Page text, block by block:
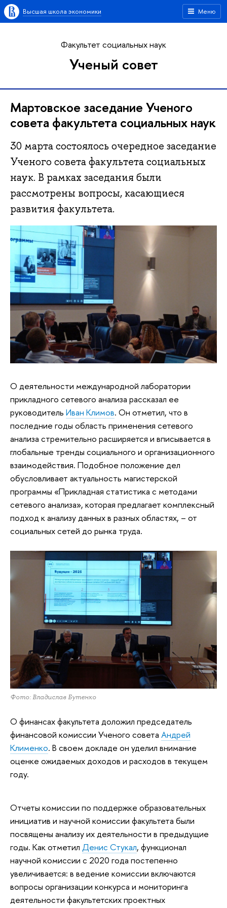
Меню
Высшая школа экономики
Факультет социальных наук
Ученый совет
Мартовское заседание Ученого
совета факультета социальных наук
30 марта состоялось очередное заседание
Ученого совета факультета социальных
наук. В рамках заседания были
рассмотрены вопросы, касающиеся
развития факультета.
О деятельности международной лаборатории
прикладного сетевого анализа рассказал ее
руководитель Иван Климов. Он отметил, что в
последние годы область применения сетевого
анализа стремительно расширяется и вписывается в
глобальные тренды социального и организационного
взаимодействия. Подобное положение дел
обусловливает актуальность магистерской
программы «Прикладная статистика с методами
сетевого анализа», которая предлагает комплексный
подход к анализу данных в разных областях, – от
социальных сетей до рынка труда.
Фото: Владислав Бутенко
О финансах факультета доложил председатель
финансовой комиссии Ученого совета Андрей
Клименко. В своем докладе он уделил внимание
оценке ожидаемых доходов и расходов в текущем
году.
Отчеты комиссии по поддержке образовательных
инициатив и научной комиссии факультета были
посвящены анализу их деятельности в предыдущие
годы. Как отметил Денис Стукал, функционал
научной комиссии с 2020 года постепенно
увеличивается: в ведение комиссии включаются
вопросы организации конкурса и мониторинга
деятельности факультетских проектных